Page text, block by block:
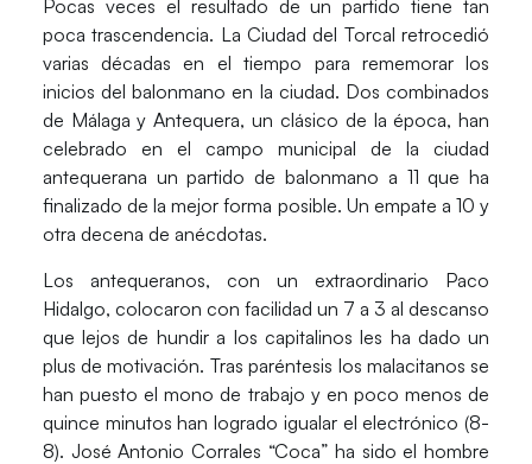
Pocas veces el resultado de un partido tiene tan
poca trascendencia. La Ciudad del Torcal retrocedió
varias décadas en el tiempo para rememorar los
inicios del balonmano en la ciudad. Dos combinados
de Málaga y Antequera, un clásico de la época, han
celebrado en el campo municipal de la ciudad
antequerana un partido de balonmano a 11 que ha
finalizado de la mejor forma posible. Un empate a 10 y
otra decena de anécdotas.
Los antequeranos, con un extraordinario Paco
Hidalgo, colocaron con facilidad un 7 a 3 al descanso
que lejos de hundir a los capitalinos les ha dado un
plus de motivación. Tras paréntesis los malacitanos se
han puesto el mono de trabajo y en poco menos de
quince minutos han logrado igualar el electrónico (8-
8). José Antonio Corrales “Coca” ha sido el hombre